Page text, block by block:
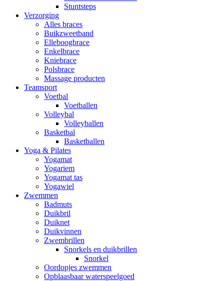
Stuntsteps
Verzorging
Alles braces
Buikzweetband
Elleboogbrace
Enkelbrace
Kniebrace
Polsbrace
Massage producten
Teamsport
Voetbal
Voetballen
Volleybal
Volleyballen
Basketbal
Basketballen
Yoga & Pilates
Yogamat
Yogariem
Yogamat tas
Yogawiel
Zwemmen
Badmuts
Duikbril
Duiknet
Duikvinnen
Zwembrillen
Snorkels en duikbrillen
Snorkel
Oordopjes zwemmen
Opblaasbaar waterspeelgoed